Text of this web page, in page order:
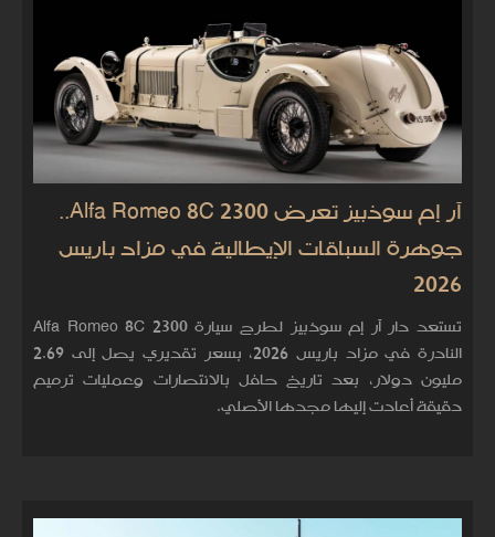
آر إم سوذبيز تعرض Alfa Romeo 8C 2300..
جوهرة السباقات الإيطالية في مزاد باريس
2026
تستعد دار آر إم سوذبيز لطرح سيارة Alfa Romeo 8C 2300
النادرة في مزاد باريس 2026، بسعر تقديري يصل إلى 2.69
مليون دولار، بعد تاريخ حافل بالانتصارات وعمليات ترميم
دقيقة أعادت إليها مجدها الأصلي.